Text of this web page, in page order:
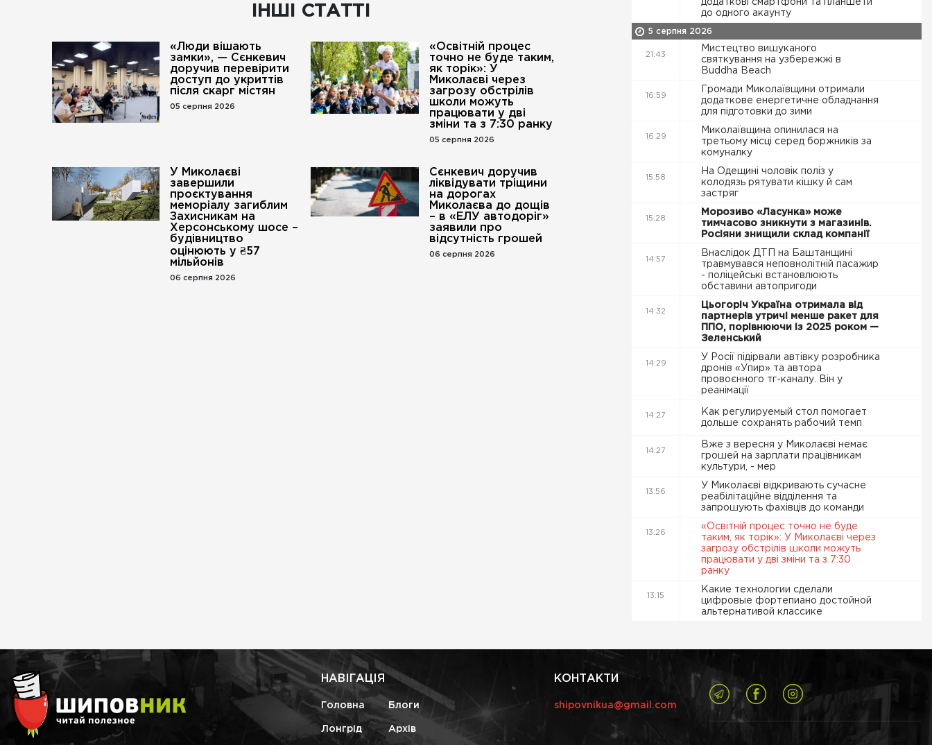
ІНШІ СТАТТІ
«Люди вішають
замки», — Сєнкевич
доручив перевірити
доступ до укриттів
після скарг містян
05 серпня 2026
«Освітній процес
точно не буде таким,
як торік»: У
Миколаєві через
загрозу обстрілів
школи можуть
працювати у дві
зміни та з 7:30 ранку
05 серпня 2026
У Миколаєві
завершили
проєктування
меморіалу загиблим
Захисникам на
Херсонському шосе –
будівництво
оцінюють у ₴57
мільйонів
06 серпня 2026
Сєнкевич доручив
ліквідувати тріщини
на дорогах
Миколаєва до дощів
– в «ЕЛУ автодоріг»
заявили про
відсутність грошей
06 серпня 2026
додаткові смартфони та планшети
до одного акаунту
5 серпня 2026
21:43
Мистецтво вишуканого
святкування на узбережжі в
Buddha Beach
16:59
Громади Миколаївщини отримали
додаткове енергетичне обладнання
для підготовки до зими
16:29
Миколаївщина опинилася на
третьому місці серед боржників за
комуналку
15:58
На Одещині чоловік поліз у
колодязь рятувати кішку й сам
застряг
15:28
Морозиво «Ласунка» може
тимчасово зникнути з магазинів.
Росіяни знищили склад компанії
14:57
Внаслідок ДТП на Баштанщині
травмувався неповнолітній пасажир
- поліцейські встановлюють
обставини автопригоди
14:32
Цьогоріч Україна отримала від
партнерів утричі менше ракет для
ППО, порівнюючи із 2025 роком —
Зеленський
14:29
У Росії підірвали автівку розробника
дронів «Упир» та автора
провоєнного тг-каналу. Він у
реанімації
14:27
Как регулируемый стол помогает
дольше сохранять рабочий темп
14:27
Вже з вересня у Миколаєві немає
грошей на зарплати працівникам
культури, - мер
13:56
У Миколаєві відкривають сучасне
реабілітаційне відділення та
запрошують фахівців до команди
13:26
«Освітній процес точно не буде
таким, як торік»: У Миколаєві через
загрозу обстрілів школи можуть
працювати у дві зміни та з 7:30
ранку
13:15
Какие технологии сделали
цифровые фортепиано достойной
альтернативой классике
НАВІГАЦІЯ
Головна Блоги
Лонгрід Архів
КОНТАКТИ
shipovnikua@gmail.com